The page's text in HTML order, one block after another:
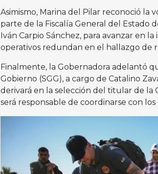
Asimismo, Marina del Pilar reconoció
parte de la Fiscalía General del Estado
Iván Carpio Sánchez, para avanzar en
operativos redundan en el hallazgo de
Finalmente, la Gobernadora adelantó
Gobierno (SGG), a cargo de Catalino
derivará en la selección del titular de la
será responsable de coordinarse con